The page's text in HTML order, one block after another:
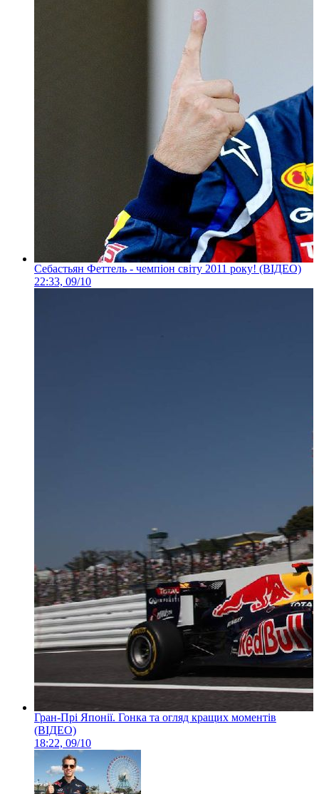
Себастьян Феттель - чемпіон світу 2011 року! (ВІДЕО)
22:33, 09/10
Гран-Прі Японії. Гонка та огляд кращих моментів
(ВІДЕО)
18:22, 09/10